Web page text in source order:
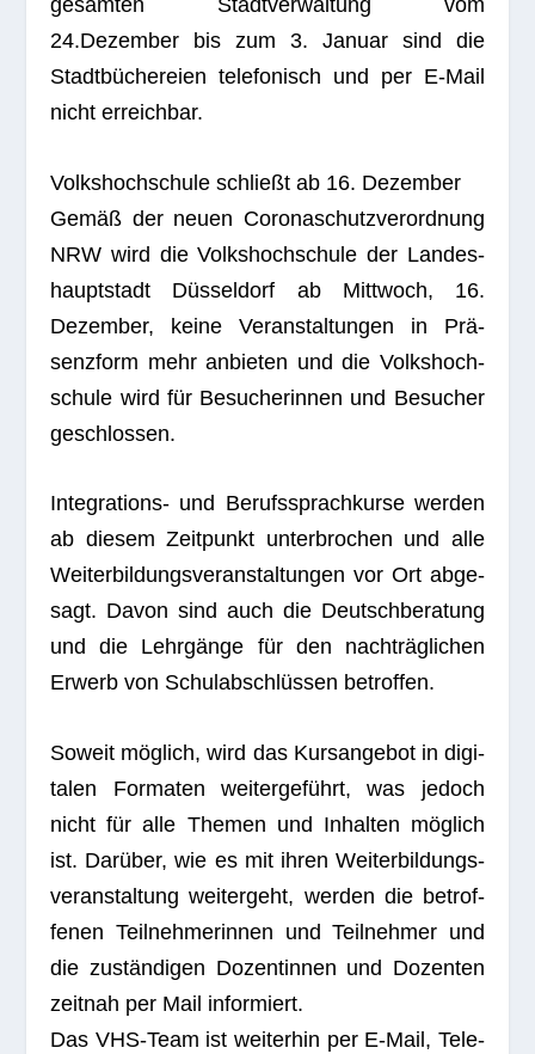
24.Dezember bis zum 3. Januar sind die
Stadt­bü­che­reien tele­fo­nisch und per E‑Mail
nicht erreichbar.
Volks­hoch­schule schließt ab 16. Dezember
Gemäß der neuen Coro­naschutz­ver­ord­nung
NRW wird die Volks­hoch­schule der Lan­des­
haupt­stadt Düs­sel­dorf ab Mitt­woch, 16.
Dezem­ber, keine Ver­an­stal­tun­gen in Prä­
senz­form mehr anbie­ten und die Volks­hoch­
schule wird für Besu­che­rin­nen und Besu­cher
geschlossen.
Inte­gra­ti­ons- und Berufs­sprach­kurse wer­den
ab die­sem Zeit­punkt unter­bro­chen und alle
Wei­ter­bil­dungs­ver­an­stal­tun­gen vor Ort abge­
sagt. Davon sind auch die Deutsch­be­ra­tung
und die Lehr­gänge für den nach­träg­li­chen
Erwerb von Schul­ab­schlüs­sen betroffen.
Soweit mög­lich, wird das Kurs­an­ge­bot in digi­
ta­len For­ma­ten wei­ter­ge­führt, was jedoch
nicht für alle The­men und Inhal­ten mög­lich
ist. Dar­über, wie es mit ihren Wei­ter­bil­dungs­
ver­an­stal­tung wei­ter­geht, wer­den die betrof­
fe­nen Teil­neh­me­rin­nen und Teil­neh­mer und
die zustän­di­gen Dozen­tin­nen und Dozen­ten
zeit­nah per Mail informiert.
Das VHS-Team ist wei­ter­hin per E‑Mail, Tele­